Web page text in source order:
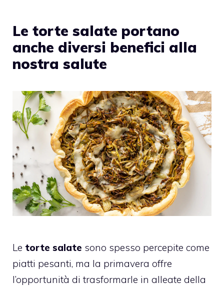
Le torte salate portano
anche diversi benefici alla
nostra salute
Le torte salate sono spesso percepite come
piatti pesanti, ma la primavera offre
l’opportunità di trasformarle in alleate della